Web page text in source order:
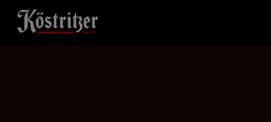
Zum Hauptinhalt springen